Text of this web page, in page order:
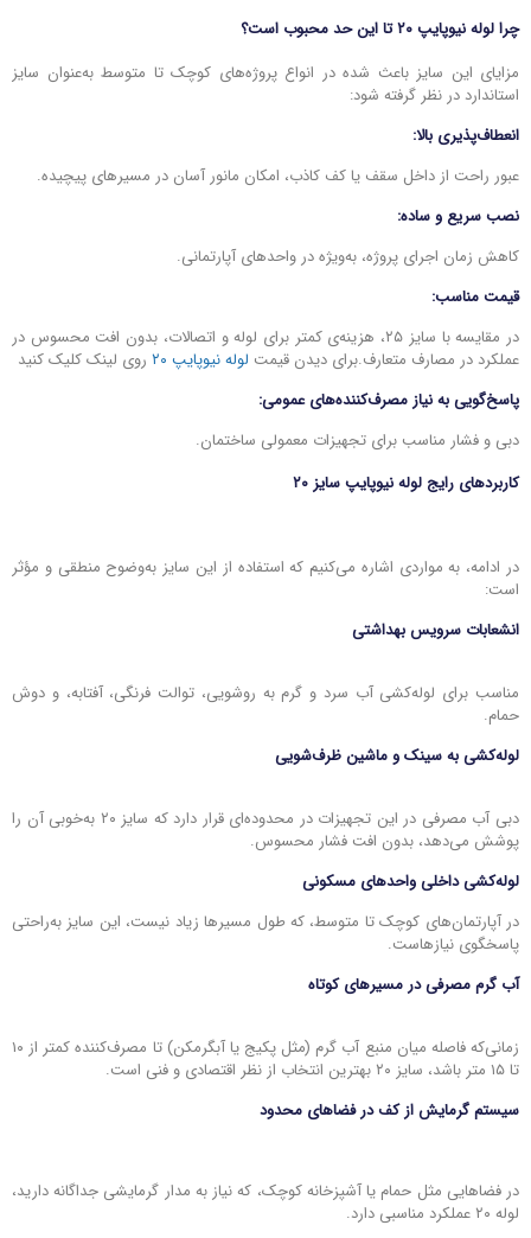
چرا لوله نیوپایپ ۲۰ تا این حد محبوب است؟
مزایای این سایز باعث شده در انواع پروژه‌های کوچک تا متوسط به‌عنوان سایز
استاندارد در نظر گرفته شود:
انعطاف‌پذیری بالا:
عبور راحت از داخل سقف یا کف کاذب، امکان مانور آسان در مسیرهای پیچیده.
نصب سریع و ساده:
کاهش زمان اجرای پروژه، به‌ویژه در واحدهای آپارتمانی.
قیمت مناسب:
در مقایسه با سایز ۲۵، هزینه‌ی کمتر برای لوله و اتصالات، بدون افت محسوس در
عملکرد در مصارف متعارف.برای دیدن قیمت لوله نیوپایپ ۲۰
روی لینک کلیک کنید
پاسخ‌گویی به نیاز مصرف‌کننده‌های عمومی:
دبی و فشار مناسب برای تجهیزات معمولی ساختمان.
کاربردهای رایج لوله نیوپایپ سایز ۲۰
در ادامه، به مواردی اشاره می‌کنیم که استفاده از این سایز به‌وضوح منطقی و مؤثر
است:
انشعابات سرویس بهداشتی
مناسب برای لوله‌کشی آب سرد و گرم به روشویی، توالت فرنگی، آفتابه، و دوش
حمام.
لوله‌کشی به سینک و ماشین ظرف‌شویی
دبی آب مصرفی در این تجهیزات در محدوده‌ای قرار دارد که سایز ۲۰ به‌خوبی آن را
پوشش می‌دهد، بدون افت فشار محسوس.
لوله‌کشی داخلی واحدهای مسکونی
در آپارتمان‌های کوچک تا متوسط، که طول مسیرها زیاد نیست، این سایز به‌راحتی
پاسخگوی نیازهاست.
آب گرم مصرفی در مسیرهای کوتاه
زمانی‌که فاصله میان منبع آب گرم (مثل پکیج یا آبگرمکن) تا مصرف‌کننده کمتر از ۱۰
تا ۱۵ متر باشد، سایز ۲۰ بهترین انتخاب از نظر اقتصادی و فنی است.
سیستم گرمایش از کف در فضاهای محدود
در فضاهایی مثل حمام یا آشپزخانه کوچک، که نیاز به مدار گرمایشی جداگانه دارید،
لوله ۲۰ عملکرد مناسبی دارد.